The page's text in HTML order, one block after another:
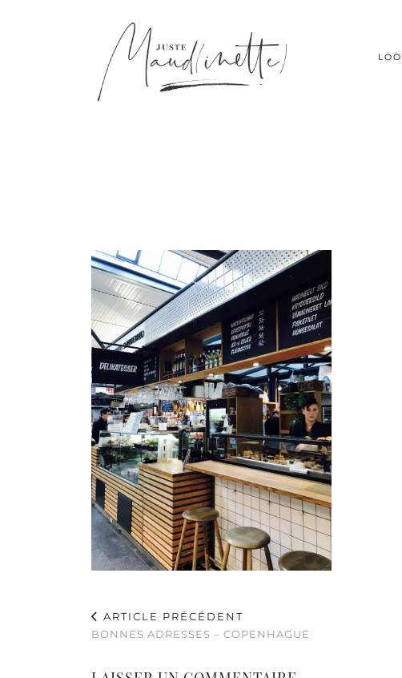
ARTICLE PRÉCÉDENT
BONNES ADRESSES – COPENHAGUE